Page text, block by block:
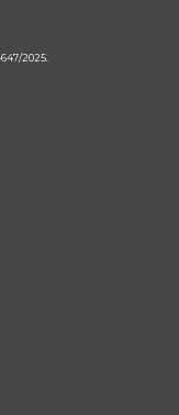
2025.